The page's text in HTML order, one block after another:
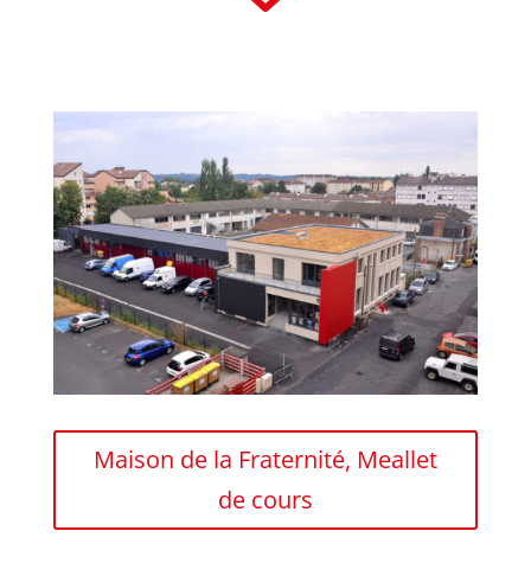
Maison de la Fraternité, Meallet
de cours